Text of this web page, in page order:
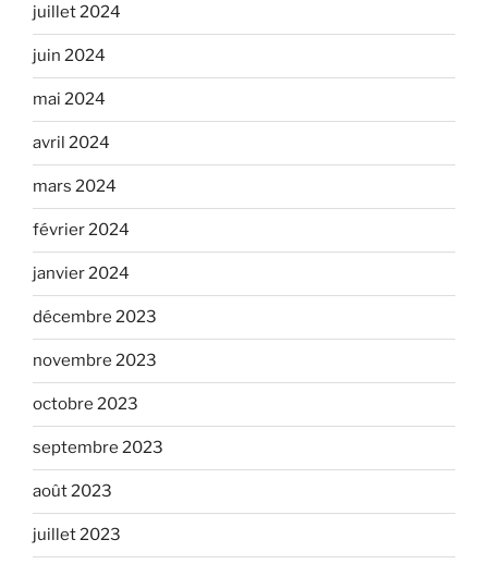
juillet 2024
juin 2024
mai 2024
avril 2024
mars 2024
février 2024
janvier 2024
décembre 2023
novembre 2023
octobre 2023
septembre 2023
août 2023
juillet 2023